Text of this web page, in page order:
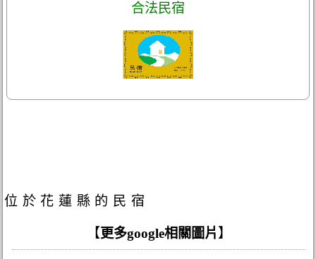
合法民宿
位於花蓮縣的民宿
【更多google相關圖片】